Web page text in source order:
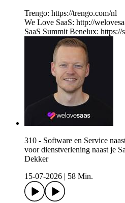
Trengo: https://trengo.com/nl
We Love SaaS: http://
SaaS Summit Benelux: https://
310 - Software en Service
voor dienstverlening naast je
Dekker
15-07-2026
58 Min.